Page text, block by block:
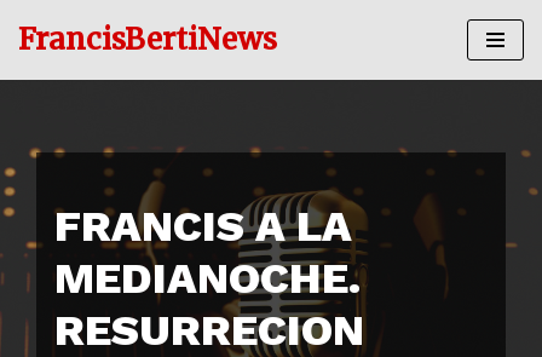
FrancisBertiNews
FRANCIS A LA
MEDIANOCHE.
RESURRECION